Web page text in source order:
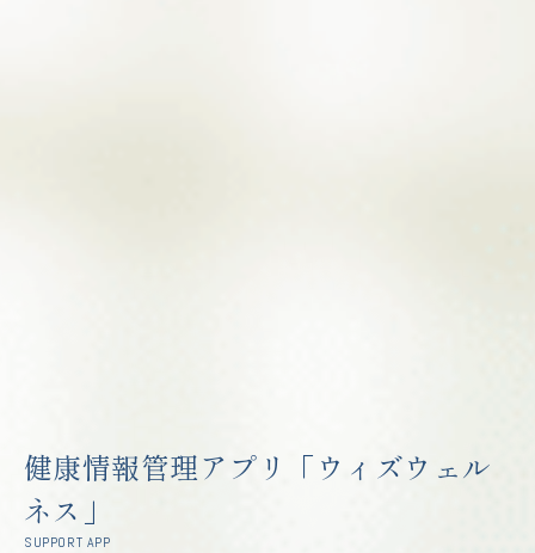
健康情報管理アプリ「ウィズウェル
ネス」
SUPPORT APP